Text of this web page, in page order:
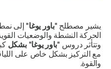
يشير مصطلح"باور يوغا"إلى نمط
الحركة النشطة والوضعيات القوية
وتتأثر دروس "باور يوغا"بشكل
مع التركيز بشكل خاص على اللياقة
والقوة.